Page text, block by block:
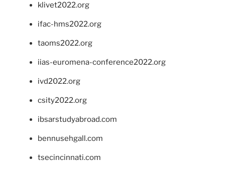
klivet2022.org
ifac-hms2022.org
taoms2022.org
iias-euromena-conference2022.org
ivd2022.org
csity2022.org
ibsarstudyabroad.com
bennusehgall.com
tsecincinnati.com